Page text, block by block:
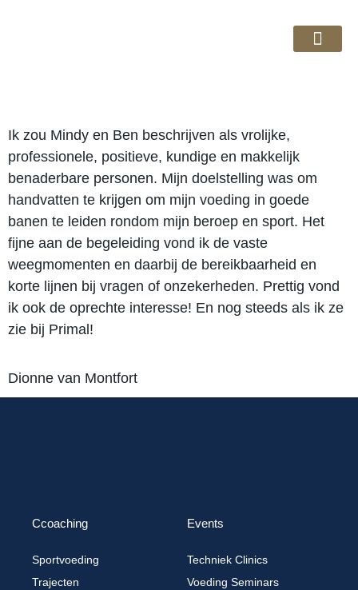
Ik zou Mindy en Ben beschrijven als vrolijke,
professionele, positieve, kundige en makkelijk
benaderbare personen. Mijn doelstelling was om
handvatten te krijgen om mijn voeding in goede
banen te leiden rondom mijn beroep en sport. Het
fijne aan de begeleiding vond ik de vaste
weegmomenten en daarbij de bereikbaarheid en
korte lijnen bij vragen of onzekerheden. Prettig vond
ik ook de oprechte interesse! En nog steeds als ik ze
zie bij Primal!
Dionne van Montfort
Ccoaching
Sportvoeding
Trajecten
Events
Techniek Clinics
Voeding Seminars